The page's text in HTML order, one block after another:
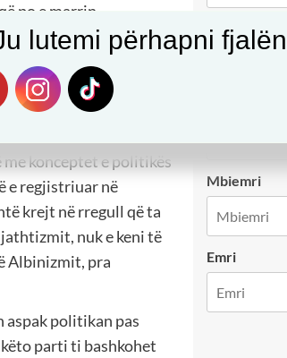
po e marrin
në Republikën e
me fondacionet e
forca do ta pësojnë
një fakt kur politikanë
Jo të nderuar
me konceptet e politikës
e regjistriuar në
krejt në rregull që ta
nuk e keni të
Albinizmit, pra
aspak politikan pas
parti ti bashkohet
City
Mbiemri
Emri
lutemi përhapni